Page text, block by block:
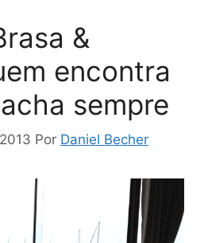
&
encontra
sempre
Por Daniel Becher